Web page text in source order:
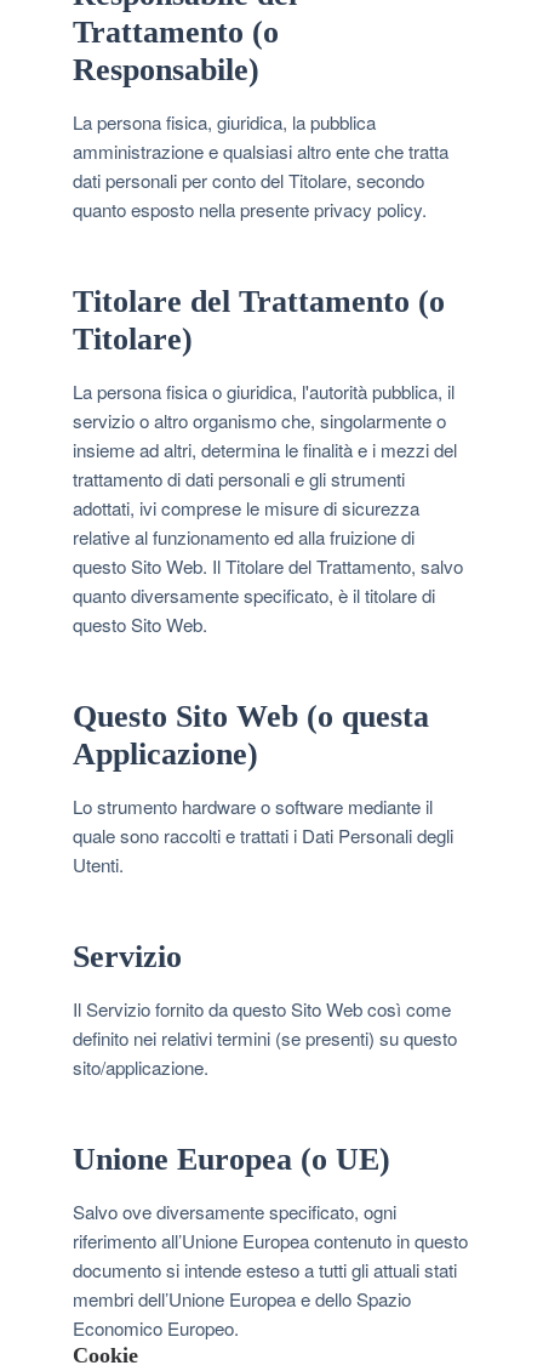
Trattamento (o
Responsabile)
La persona fisica, giuridica, la pubblica
amministrazione e qualsiasi altro ente che tratta
dati personali per conto del Titolare, secondo
quanto esposto nella presente privacy policy.
Titolare del Trattamento (o
Titolare)
La persona fisica o giuridica, l'autorità pubblica, il
servizio o altro organismo che, singolarmente o
insieme ad altri, determina le finalità e i mezzi del
trattamento di dati personali e gli strumenti
adottati, ivi comprese le misure di sicurezza
relative al funzionamento ed alla fruizione di
questo Sito Web. Il Titolare del Trattamento, salvo
quanto diversamente specificato, è il titolare di
questo Sito Web.
Questo Sito Web (o questa
Applicazione)
Lo strumento hardware o software mediante il
quale sono raccolti e trattati i Dati Personali degli
Utenti.
Servizio
Il Servizio fornito da questo Sito Web così come
definito nei relativi termini (se presenti) su questo
sito/applicazione.
Unione Europea (o UE)
Salvo ove diversamente specificato, ogni
riferimento all’Unione Europea contenuto in questo
documento si intende esteso a tutti gli attuali stati
membri dell’Unione Europea e dello Spazio
Economico Europeo.
Cookie